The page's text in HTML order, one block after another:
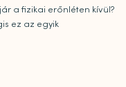
a fizikai erőnléten kívül?
ez az egyik